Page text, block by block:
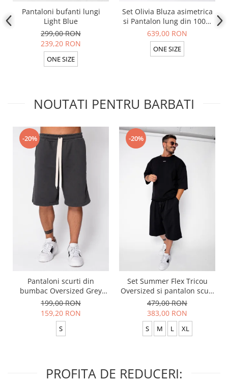
Pantaloni bufanti lungi
Light Blue
299,00 RON
239,20 RON
ONE SIZE
Set Olivia Bluza asimetrica
si Pantalon lung din 100%
in Light Olive
639,00 RON
ONE SIZE
NOUTATI PENTRU BARBATI
-20%
Pantaloni scurti din
bumbac Oversized Grey
Anthracite
199,00 RON
159,20 RON
S
-20%
Set Summer Flex Tricou
Oversized si pantalon scurt
Baggy Black
479,00 RON
383,00 RON
S M L XL
PROFITA DE REDUCERI: